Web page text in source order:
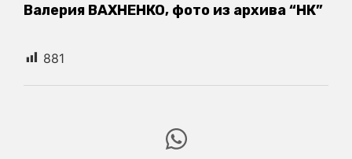
Валерия ВАХНЕНКО, фото из архива “НК”
881